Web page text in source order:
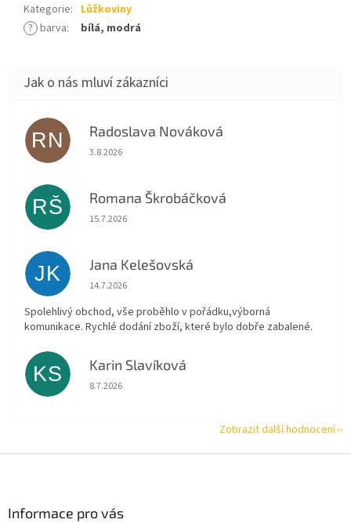
Kategorie: Lůžkoviny
? barva: bílá, modrá
RN Radoslava Nováková
Hodnocení obchodu je 5 z 5 hvězdiček.
3.8.2026
RŠ Romana Škrobáčková
Hodnocení obchodu je 5 z 5 hvězdiček.
15.7.2026
JK Jana Kelešovská
Hodnocení obchodu je 5 z 5 hvězdiček.
14.7.2026
Spolehlivý obchod, vše proběhlo v pořádku,výborná
komunikace. Rychlé dodání zboží, které bylo dobře zabalené.
KS Karin Slavíková
Hodnocení obchodu je 5 z 5 hvězdiček.
8.7.2026
Zobrazit další hodnocení
Informace pro vás